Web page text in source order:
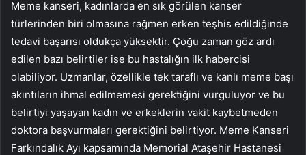
Meme kanseri, kadınlarda en sık görülen kanser
türlerinden biri olmasına rağmen erken teşhis edildiğinde
tedavi başarısı oldukça yüksektir. Çoğu zaman göz ardı
edilen bazı belirtiler ise bu hastalığın ilk habercisi
olabiliyor. Uzmanlar, özellikle tek taraflı ve kanlı meme başı
akıntıların ihmal edilmemesi gerektiğini vurguluyor ve bu
belirtiyi yaşayan kadın ve erkeklerin vakit kaybetmeden
doktora başvurmaları gerektiğini belirtiyor. Meme Kanseri
Farkındalık Ayı kapsamında Memorial Ataşehir Hastanesi